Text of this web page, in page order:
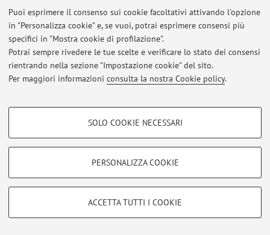
Puoi esprimere il consenso sui cookie facoltativi attivando l'opzione
in "Personalizza cookie" e, se vuoi, potrai esprimere consensi più
specifici in "Mostra cookie di profilazione".
Potrai sempre rivedere le tue scelte e verificare lo stato dei consensi
rientrando nella sezione "Impostazione cookie" del sito.
Per maggiori informazioni consulta la nostra Cookie policy.
COOKIE DI PROFILAZIONE - FACOLTATIVI
COOKIE TECNICI - NECESSARI
Si tratta di cookie tecnici utilizzati, a titolo esemplificativo, per il corretto
SOLO COOKIE NECESSARI
PERSONALIZZA COOKIE
ACCETTA TUTTI I COOKIE
Area riservata
Accedi tramiteloginper gestire tutti i contenuti del sito.
© 2026 - ALMA MATER STUDIORUM - Università di Bologna - Via
Zamboni, 33 - 40126 Bologna - Partita IVA: 01131710376